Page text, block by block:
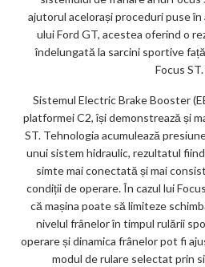
ajutorul acelorași proceduri puse în
ului Ford GT, acestea oferind o
îndelungată la sarcini sportive
Focus ST.
Sistemul Electric Brake Booster
platformei C2, își demonstrează și
ST. Tehnologia acumulează
unui sistem hidraulic, rezultatul
simte mai conectată și mai
condiții de operare. În cazul lui
că mașina poate să limiteze
nivelul frânelor în timpul rulării
operare și dinamica frânelor pot fi
modul de rulare selectat prin